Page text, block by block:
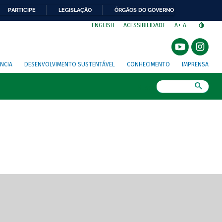
PARTICIPE LEGISLAÇÃO ÓRGÃOS DO GOVERNO
ENGLISH ACESSIBILIDADE A+ A-
DESENVOLVIMENTO SUSTENTÁVEL CONHECIMENTO IMPRENSA
de tela